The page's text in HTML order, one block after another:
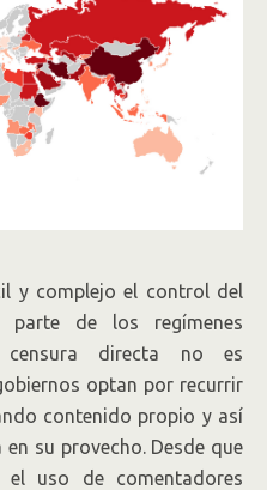
y complejo el control del
de los regímenes
directa no es
optan por recurrir
contenido propio y así
su provecho. Desde que
el uso de comentadores